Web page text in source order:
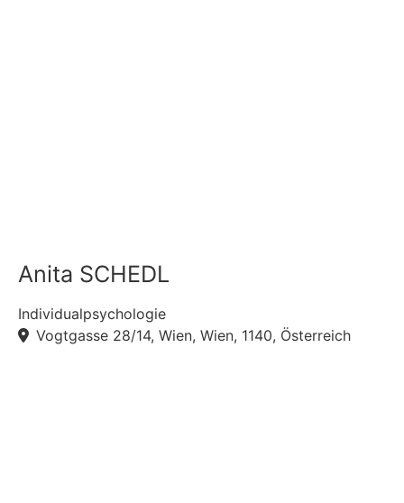
Anita SCHEDL
Individualpsychologie
Vogtgasse 28/14, Wien, Wien, 1140, Österreich